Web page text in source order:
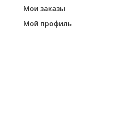
Мои заказы
Мой профиль